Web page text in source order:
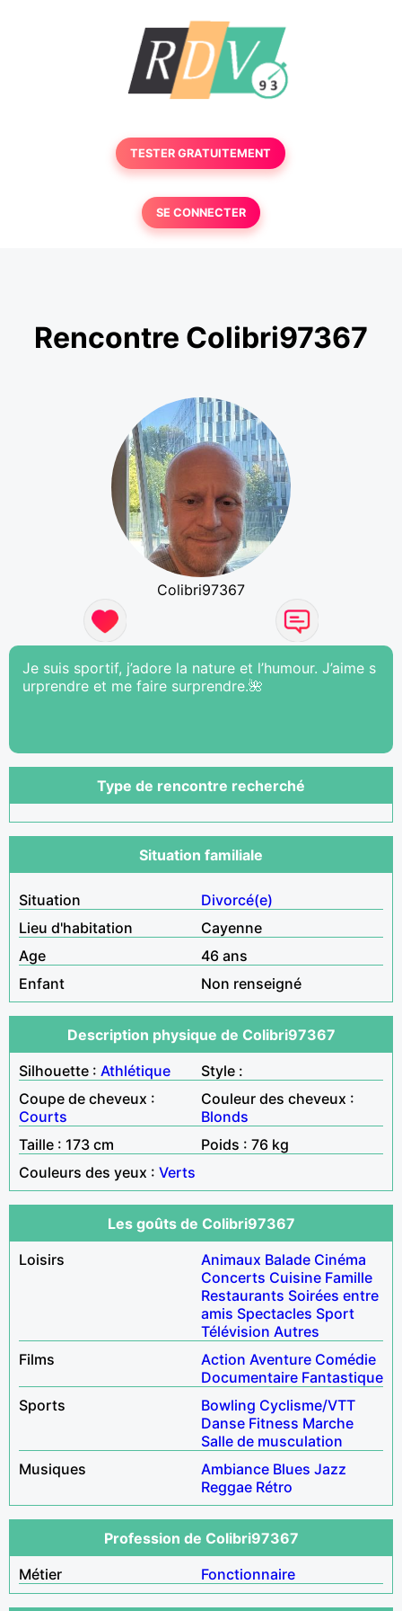
TESTER GRATUITEMENT
SE CONNECTER
Rencontre Colibri97367
Colibri97367
Je suis sportif, j’adore la nature et l’humour. J’aime s
urprendre et me faire surprendre.🌺
Type de rencontre recherché
Situation familiale
Situation
Divorcé(e)
Lieu d'habitation
Cayenne
Age
46 ans
Enfant
Non renseigné
Description physique de Colibri97367
Silhouette : Athlétique
Style :
Coupe de cheveux :
Courts
Couleur des cheveux :
Blonds
Taille : 173 cm
Poids : 76 kg
Couleurs des yeux : Verts
Les goûts de Colibri97367
Loisirs
Animaux Balade Cinéma
Concerts Cuisine Famille
Restaurants Soirées entre
amis Spectacles Sport
Télévision Autres
Films
Action Aventure Comédie
Documentaire Fantastique
Sports
Bowling Cyclisme/VTT
Danse Fitness Marche
Salle de musculation
Musiques
Ambiance Blues Jazz
Reggae Rétro
Profession de Colibri97367
Métier
Fonctionnaire